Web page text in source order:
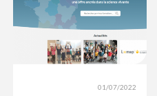
01/07/2022